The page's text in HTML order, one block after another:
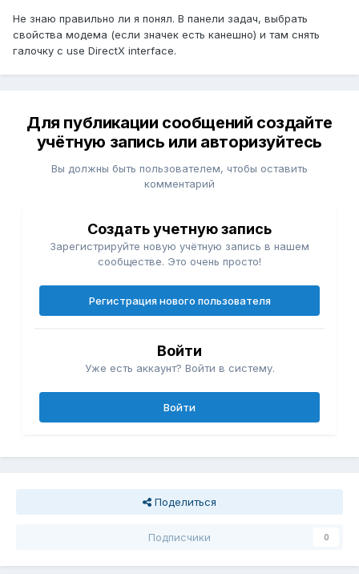
Не знаю правильно ли я понял. В панели задач, выбрать
свойства модема (если значек есть канешно) и там снять
галочку с use DirectX interface.
Для публикации сообщений создайте
учётную запись или авторизуйтесь
Вы должны быть пользователем, чтобы оставить
комментарий
Создать учетную запись
Зарегистрируйте новую учётную запись в нашем
сообществе. Это очень просто!
Регистрация нового пользователя
Войти
Уже есть аккаунт? Войти в систему.
Войти
Поделиться
Подписчики 0